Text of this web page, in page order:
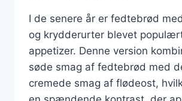
I de senere år er fedtebrød
og krydderurter blevet
appetizer. Denne version
søde smag af fedtebrød med
cremede smag af flødeost,